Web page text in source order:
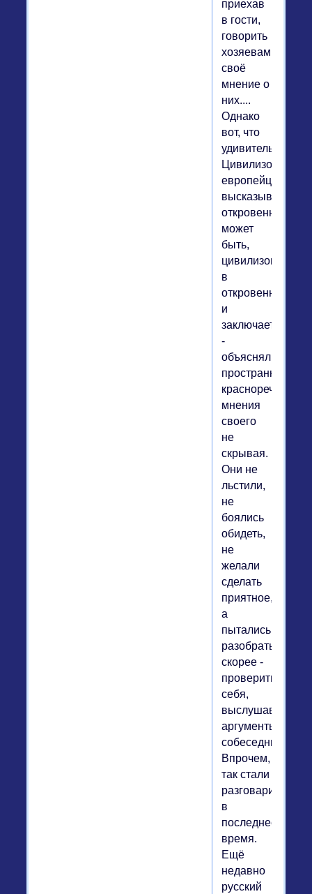
приехав
в гости,
говорить
хозяевам
своё
мнение о
них....
Однако
вот, что
удивительно.
Цивилизованные
европейцы
высказывались
откровенно-
может
быть,
в
откровенности
и
заключается?
-
объяснялись
пространно,
красноречиво,
мнения
своего
не
скрывая.
Они не
льстили,
не
боялись
обидеть,
не
желали
сделать
приятное,
а
пытались
разобраться,
скорее -
проверить
себя,
выслушав
аргументы
собеседника.
Впрочем,
так стали
разговаривать
в
последнее
время.
Ещё
недавно
русский